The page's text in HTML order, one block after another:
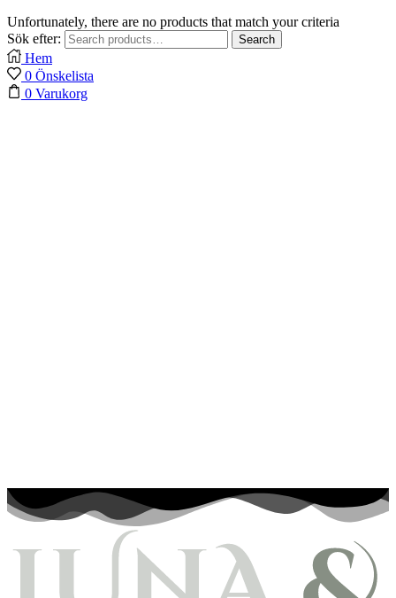
Unfortunately, there are no products that match your criteria
Sök efter:
Search
Hem
0 Önskelista
0 Varukorg